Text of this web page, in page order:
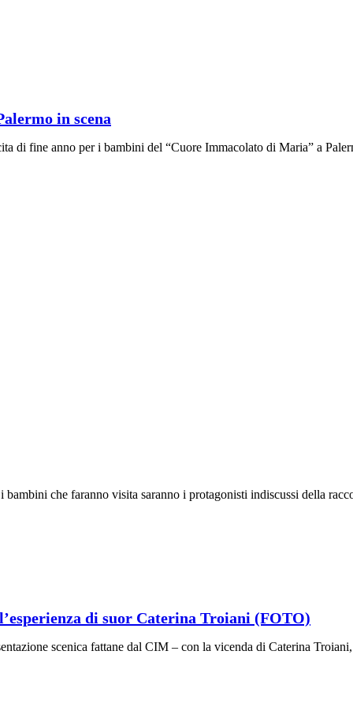
in scena
di fine anno per i bambini del “Cuore Immacolato di Maria” a
che faranno visita saranno i protagonisti indiscussi della
di suor Caterina Troiani (FOTO)
scenica fattane dal CIM – con la vicenda di Caterina